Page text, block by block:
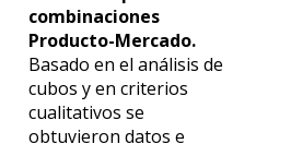
combinaciones
Producto-Mercado.
Basado en el análisis de
cubos y en criterios
cualitativos se
obtuvieron datos e